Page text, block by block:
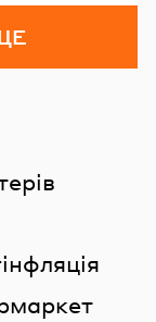
інфляція